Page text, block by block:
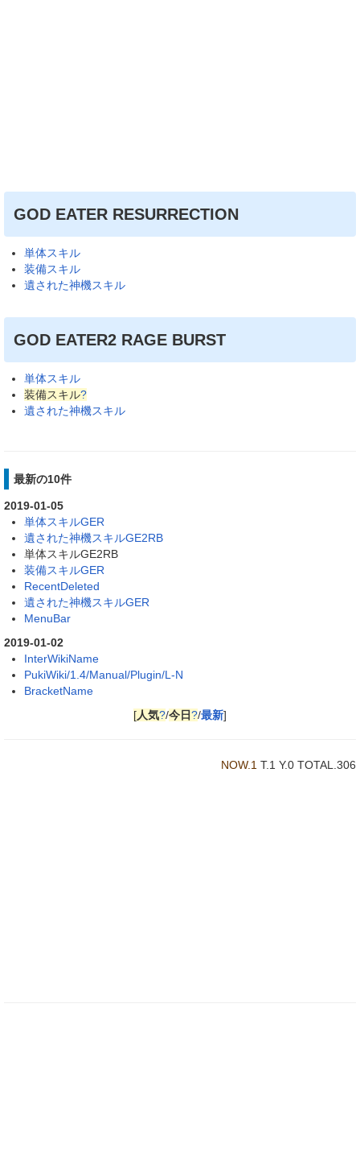
GOD EATER RESURRECTION
単体スキル
装備スキル
遺された神機スキル
GOD EATER2 RAGE BURST
単体スキル
装備スキル?
遺された神機スキル
最新の10件
2019-01-05
単体スキルGER
遺された神機スキルGE2RB
単体スキルGE2RB
装備スキルGER
RecentDeleted
遺された神機スキルGER
MenuBar
2019-01-02
InterWikiName
PukiWiki/1.4/Manual/Plugin/L-N
BracketName
[人気?/今日?/最新]
NOW.1 T.1 Y.0 TOTAL.306